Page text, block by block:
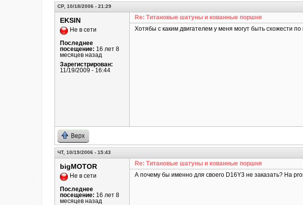
СР, 10/18/2006 - 21:29
EKSIN
Не в сети
Последнее
посещение: 16 лет 8
месяцев назад
Зарегистрирован:
11/19/2009 - 16:44
Re: Титановые шатуны и кованные поршня
Хотябы с каким двигателем у меня могут быть схожести
Верх
ЧТ, 10/19/2006 - 15:43
bigMOTOR
Не в сети
Последнее
посещение: 16 лет 8
месяцев назад
Re: Титановые шатуны и кованные поршня
А почему бы именно для своего D16Y3 не заказать? На